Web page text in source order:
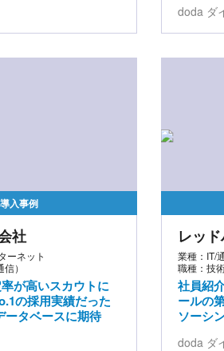
doda ダ
導入事例
社
ーネット
）
が高いスカウトに
の採用実績だった
ータベースに期待
レッ
業種：IT/
職種：技
社員紹
ールの
ソーシ
doda ダ